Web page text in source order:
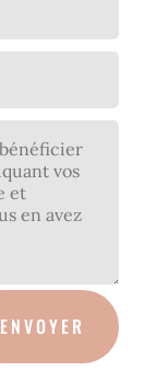
ENVOYER